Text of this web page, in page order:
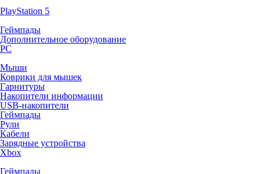
PlayStation 5
Геймпады
Дополнительное оборудование
PC
Мыши
Коврики для мышек
Гарнитуры
Накопители информации
USB-накопители
Геймпады
Рули
Кабели
Зарядные устройства
Xbox
Геймпады